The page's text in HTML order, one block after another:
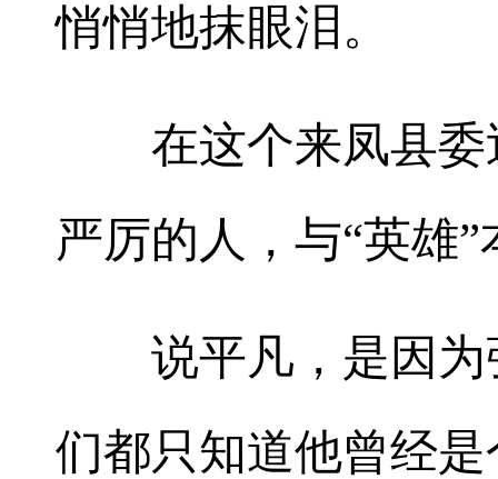
悄悄地抹眼泪。
在这个来凤县委
严厉的人，与“英雄
说平凡，是因为
们都只知道他曾经